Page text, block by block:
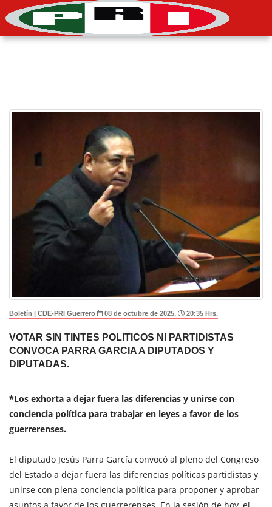
Boletín | CDE-PRI Guerrero 08 de octubre de 2025, 20:35 Hrs.
VOTAR SIN TINTES POLITICOS NI PARTIDISTAS
CONVOCA PARRA GARCIA A DIPUTADOS Y
DIPUTADAS.
*Los exhorta a dejar fuera las diferencias y unirse con
conciencia política para trabajar en leyes a favor de los
guerrerenses.
El diputado Jesús Parra García convocó al pleno del Congreso
del Estado a dejar fuera las diferencias políticas partidistas y
unirse con plena conciencia política para proponer y aprobar